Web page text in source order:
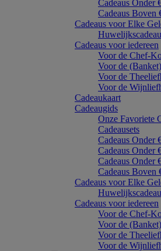
Cadeaus Onder
Cadeaus Boven
Cadeaus voor Elke
Cadeaus voor iedereen
Voor de Chef-
Voor de
Voor de
Voor de
Cadeaukaart
Cadeaugids
Onze Favoriete
Cadeausets
Cadeaus Onder
Cadeaus Onder
Cadeaus Onder
Cadeaus Boven
Cadeaus voor Elke
Cadeaus voor iedereen
Voor de Chef-
Voor de
Voor de
Voor de